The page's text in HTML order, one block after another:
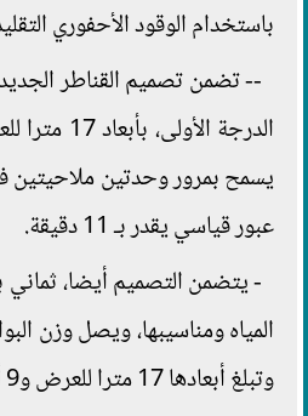
باستخدام الوقود الأحفوري
-- تضمن تصميم القناطر
يسمح بمرور وحدتين
عبور قياسي يقدر بـ 11 دقيقة.
- يتضمن التصميم أيضا،
وتبلغ أبعادها 17 مترا للعرض و9 أمتار للطول.